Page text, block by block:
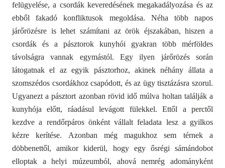
felügyelése, a csordák keveredésének megakadályozása és az
ebből fakadó konfliktusok megoldása. Néha több napos
járőrözésre is lehet számítani az örök éjszakában, hiszen a
csordák és a pásztorok kunyhói gyakran több mérföldes
távolságra vannak egymástól. Egy ilyen járőrözés során
látogatnak el az egyik pásztorhoz, akinek néhány állata a
szomszédos csordákhoz csapódott, és az ügy tisztázásra szorul.
Ugyanezt a pásztort azonban rövid idő múlva holtan találják a
kunyhója előtt, ráadásul levágott fülekkel. Ettől a perctől
kezdve a rendőrpáros önként vállalt feladata lesz a gyilkos
kézre kerítése. Azonban még magukhoz sem térnek a
döbbenettől, amikor kiderül, hogy egy ősrégi sámándobot
elloptak a helyi múzeumból, ahová nemrég adományként